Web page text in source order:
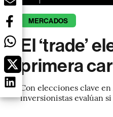
MERCADOS
El ‘trade’
primera
Con elecciones clave
inversionistas evalúan